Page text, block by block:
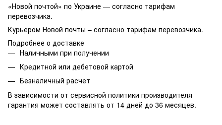
«Новой почтой» по Украине — согласно тарифам
перевозчика.
Курьером Новой почты – согласно тарифам перевозчика.
Подробнее о доставке
Наличными при получении
Кредитной или дебетовой картой
Безналичный расчет
В зависимости от сервисной политики производителя
гарантия может составлять от 14 дней до 36 месяцев.